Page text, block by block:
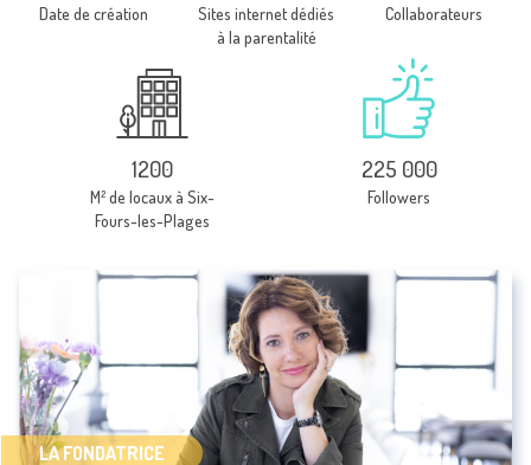
Date de création
Sites internet dédiés
à la parentalité
Collaborateurs
M² de locaux à Six-
Fours-les-Plages
Followers
LA FONDATRICE